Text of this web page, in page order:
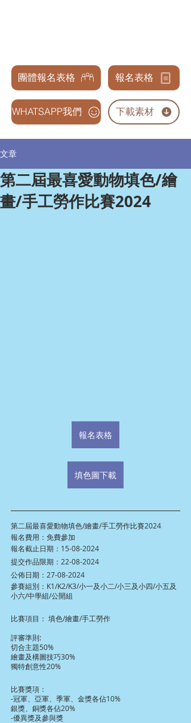
團體報名表格 報名表格
WHATSAPP我們 下載素材
文章
第二屆最喜愛動物填色/繪
畫/手工勞作比賽2024
報名表格
填色圖下載
第二屆最喜愛動物填色/繪畫/手工勞作比賽2024
報名費用：免費參加
報名截止日期：15-08-2024
提交作品限期：22-08-2024
公佈日期：27-08-2024
參賽組別：K1/K2/K3/小一及小二/小三及小四/小五及
小六/中學組/公開組
比賽項目： 填色/繪畫/手工勞作
評審準則:
切合主題50%
繪畫及構圖技巧30%
獨特創意性20%
比賽獎項：
-冠軍、亞軍、季軍、金獎各佔10%
銀獎、銅獎各佔20%
-優異獎及參與獎